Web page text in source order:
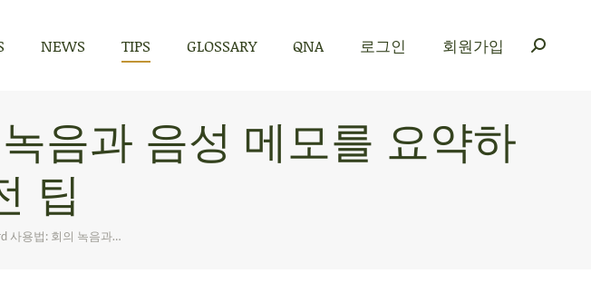
NEWS TIPS GLOSSARY QNA 로그인 회원가입
음과 음성 메모를 요약하
팁
사용법: 회의 녹음과…
로그인 회원가입